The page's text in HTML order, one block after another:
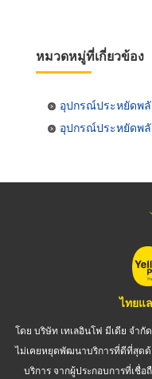
หมวดหมู่ที่เกี่ยวข้อง
อุปกรณ์ประหยัดพ
อุปกรณ์ประหยัดพ
ไทยแ
โดย บริษัท เทเลอินโฟ มีเดีย จำกั
ไม่เคยหยุดพัฒนาบริการที่ดีที่สุดด้
บริการ จากผู้ประกอบการที่เชื่